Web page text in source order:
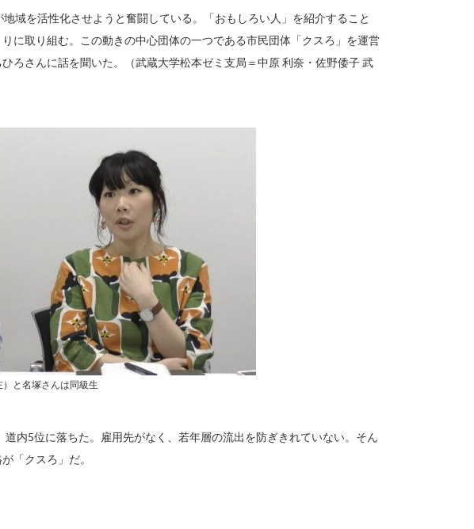
域を活性化させようと奮闘している。「おもしろい人」を紹介すること
に取り組む。この動きの中心団体の一つである市民団体「クスろ」を運営
ろさんに話を聞いた。（武蔵大学松本ゼミ支局＝中原 利奈・佐野倭子 武
と名塚さんは同級生
内5位に落ちた。雇用先がなく、若年層の流出を防ぎきれていない。そん
「クスろ」だ。